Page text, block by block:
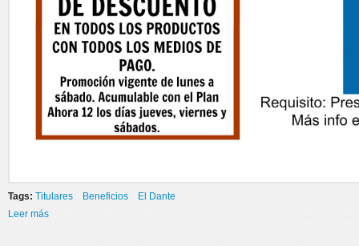
Tags: Titulares Beneficios
El Dante
Leer más